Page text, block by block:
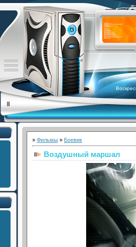
» Фильмы » Боевик
Воздушный маршал